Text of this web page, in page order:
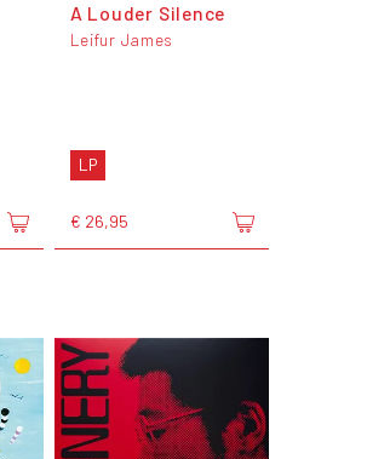
A Louder Silence
Leifur James
LP
€ 26,95